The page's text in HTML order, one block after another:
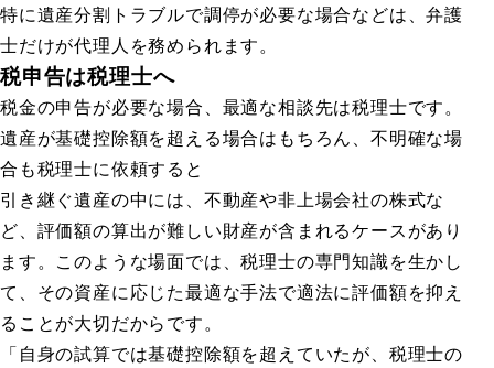
特に遺産分割トラブルで調停が必要な場合などは、弁護
士だけが代理人を務められます。
税申告は税理士へ
税金の申告が必要な場合、最適な相談先は税理士です。
遺産が基礎控除額を超える場合はもちろん、不明確な場
合も税理士に依頼すると
引き継ぐ遺産の中には、不動産や非上場会社の株式な
ど、評価額の算出が難しい財産が含まれるケースがあり
ます。このような場面では、税理士の専門知識を生かし
て、その資産に応じた最適な手法で適法に評価額を抑え
ることが大切だからです。
「自身の試算では基礎控除額を超えていたが、税理士の